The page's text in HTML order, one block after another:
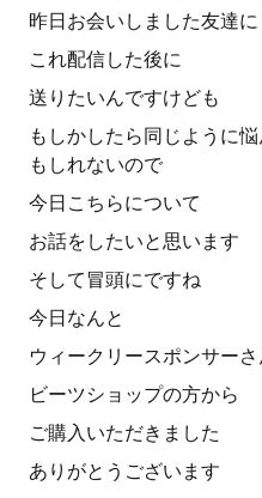
昨日お会いしました友達に
これ配信した後に
送りたいんですけども
もしかしたら同じように
もしれないので
今日こちらについて
お話をしたいと思います
そして冒頭にですね
今日なんと
ウィークリースポンサーさ
ビーツショップの方から
ご購入いただきました
ありがとうございます